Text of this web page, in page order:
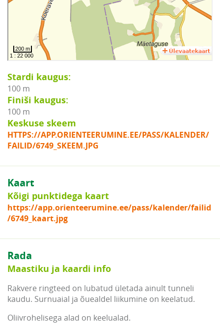
Stardi kaugus:
100 m
Finiši kaugus:
100 m
Keskuse skeem
HTTPS://APP.ORIENTEERUMINE.EE/PASS/KALENDER/
FAILID/6749_SKEEM.JPG
Kaart
Kõigi punktidega kaart
https://app.orienteerumine.ee/pass/kalender/failid
/6749_kaart.jpg
Rada
Maastiku ja kaardi info
Rakvere ringteed on lubatud ületada ainult tunneli
kaudu. Surnuaial ja õuealdel liikumine on keelatud.
Oliivrohelisega alad on keelualad.